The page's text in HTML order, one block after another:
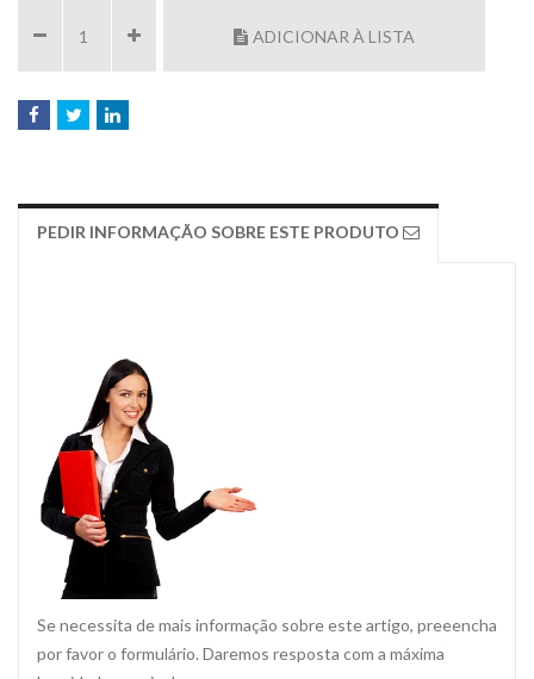
ADICIONAR À LISTA
PEDIR INFORMAÇÃO SOBRE ESTE PRODUTO
Se necessita de mais informação sobre este artigo, preeencha
por favor o formulário. Daremos resposta com a máxima